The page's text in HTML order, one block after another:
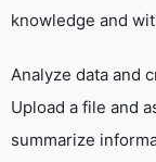
knowledge and
Analyze data and
Upload a file and
summarize